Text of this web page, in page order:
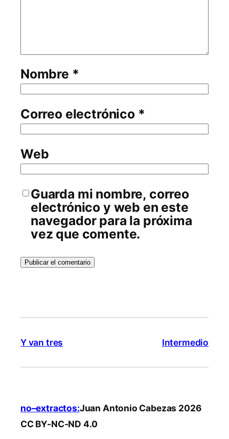
Nombre *
Correo electrónico *
Web
Guarda mi nombre, correo
electrónico y web en este
navegador para la próxima
vez que comente.
Y van tres Intermedio
no–extractos:Juan Antonio Cabezas 2026
CC BY-NC-ND 4.0